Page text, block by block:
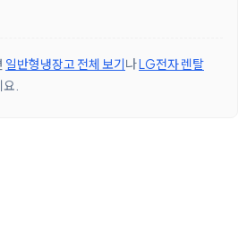
일반형냉장고 전체 보기나LG전자 렌탈
.